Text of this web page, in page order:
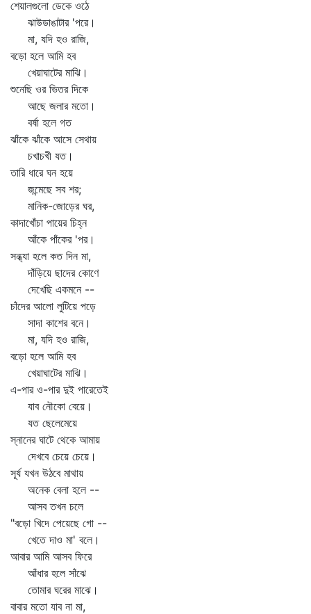
শেয়ালগুলো ডেকে ওঠে
ঝাউডাঙাটার 'পরে।
মা, যদি হও রাজি,
বড়ো হলে আমি হব
খেয়াঘাটের মাঝি।
শুনেছি ওর ভিতর দিকে
আছে জলার মতো।
বর্ষা হলে গত
ঝাঁকে ঝাঁকে আসে সেথায়
চখাচখী যত।
তারি ধারে ঘন হয়ে
জন্মেছে সব শর;
মানিক-জোড়ের ঘর,
কাদাখোঁচা পায়ের চিহ্ন
আঁকে পাঁকের 'পর।
সন্ধ্যা হলে কত দিন মা,
দাঁড়িয়ে ছাদের কোণে
দেখেছি একমনে --
চাঁদের আলো লুটিয়ে পড়ে
সাদা কাশের বনে।
মা, যদি হও রাজি,
বড়ো হলে আমি হব
খেয়াঘাটের মাঝি।
এ-পার ও-পার দুই পারেতেই
যাব নৌকো বেয়ে।
যত ছেলেমেয়ে
স্নানের ঘাটে থেকে আমায়
দেখবে চেয়ে চেয়ে।
সূর্য যখন উঠবে মাথায়
অনেক বেলা হলে --
আসব তখন চলে
"বড়ো খিদে পেয়েছে গো --
খেতে দাও মা' বলে।
আবার আমি আসব ফিরে
আঁধার হলে সাঁঝে
তোমার ঘরের মাঝে।
বাবার মতো যাব না মা,